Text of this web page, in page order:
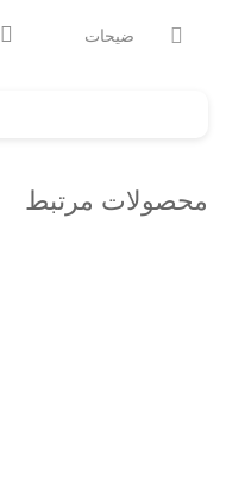
توضیحات
محصولات مرتبط